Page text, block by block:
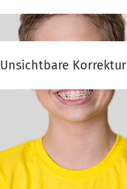
Unsichtbare Korrektur